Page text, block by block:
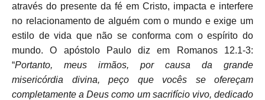
através do presente da fé em Cristo, impacta e interfere
no relacionamento de alguém com o mundo e exige um
estilo de vida que não se conforma com o espírito do
mundo. O apóstolo Paulo diz em Romanos 12.1-3:
“Portanto, meus irmãos, por causa da grande
misericórdia divina, peço que vocês se ofereçam
completamente a Deus como um sacrifício vivo, dedicado